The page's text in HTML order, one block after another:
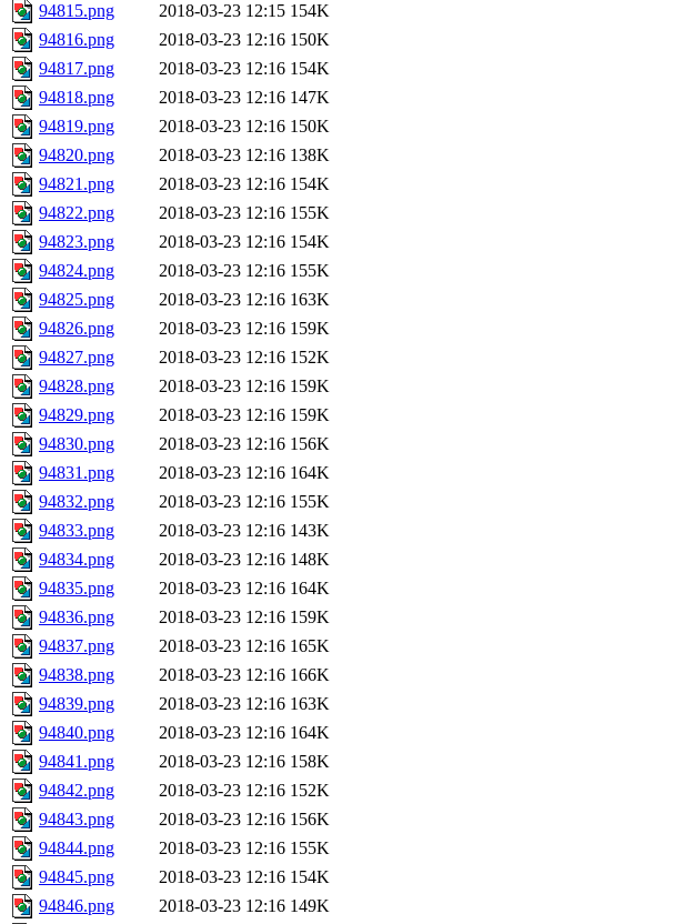
94815.png
2018-03-23 12:15 154K
94816.png
2018-03-23 12:16 150K
94817.png
2018-03-23 12:16 154K
94818.png
2018-03-23 12:16 147K
94819.png
2018-03-23 12:16 150K
94820.png
2018-03-23 12:16 138K
94821.png
2018-03-23 12:16 154K
94822.png
2018-03-23 12:16 155K
94823.png
2018-03-23 12:16 154K
94824.png
2018-03-23 12:16 155K
94825.png
2018-03-23 12:16 163K
94826.png
2018-03-23 12:16 159K
94827.png
2018-03-23 12:16 152K
94828.png
2018-03-23 12:16 159K
94829.png
2018-03-23 12:16 159K
94830.png
2018-03-23 12:16 156K
94831.png
2018-03-23 12:16 164K
94832.png
2018-03-23 12:16 155K
94833.png
2018-03-23 12:16 143K
94834.png
2018-03-23 12:16 148K
94835.png
2018-03-23 12:16 164K
94836.png
2018-03-23 12:16 159K
94837.png
2018-03-23 12:16 165K
94838.png
2018-03-23 12:16 166K
94839.png
2018-03-23 12:16 163K
94840.png
2018-03-23 12:16 164K
94841.png
2018-03-23 12:16 158K
94842.png
2018-03-23 12:16 152K
94843.png
2018-03-23 12:16 156K
94844.png
2018-03-23 12:16 155K
94845.png
2018-03-23 12:16 154K
94846.png
2018-03-23 12:16 149K